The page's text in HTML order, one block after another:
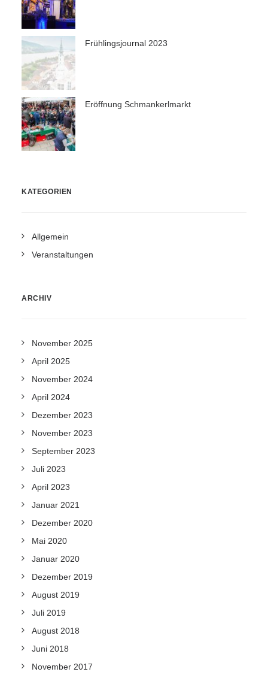
Frühlingsjournal 2023
Eröffnung Schmankerlmarkt
KATEGORIEN
Allgemein
Veranstaltungen
ARCHIV
November 2025
April 2025
November 2024
April 2024
Dezember 2023
November 2023
September 2023
Juli 2023
April 2023
Januar 2021
Dezember 2020
Mai 2020
Januar 2020
Dezember 2019
August 2019
Juli 2019
August 2018
Juni 2018
November 2017